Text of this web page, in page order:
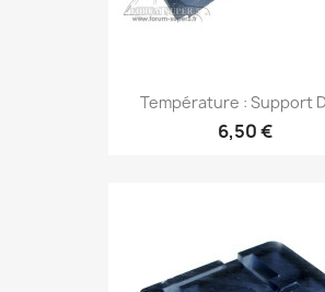
Température : Support
6,50 €